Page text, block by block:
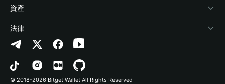
幫助中心
‌聯繫我們
品牌資源
工作機會
Crypto Swap API
Altcoin Season Index
Prediction Markets
DApp
Bitget Wallet Pay
合作上架
安全防護技術
快捷買幣
授權檢測
合約檢測
批次轉帳
資產
Arbitrum
Avalanche
Bitcoin
法律
隱私協議
用戶使用協議
© 2018-2026 Bitget Wallet All Rights Reserved